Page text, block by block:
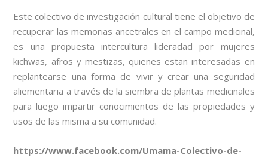
Este colectivo de investigación cultural tiene el objetivo de
recuperar las memorias ancetrales en el campo medicinal,
es una propuesta intercultura lideradad por mujeres
kichwas, afros y mestizas, quienes estan interesadas en
replantearse una forma de vivir y crear una seguridad
aliementaria a través de la siembra de plantas medicinales
para luego impartir conocimientos de las propiedades y
usos de las misma a su comunidad.
https://www.facebook.com/Umama-Colectivo-de-